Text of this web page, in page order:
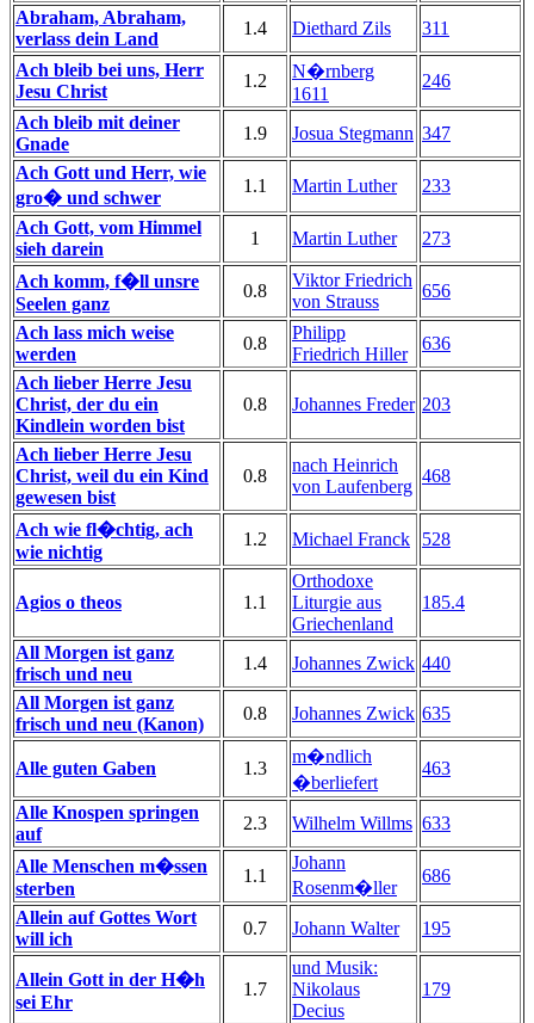
Abraham, Abraham,
verlass dein Land
1.4 Diethard Zils 311
Ach bleib bei uns, Herr
Jesu Christ
1.2
N�rnberg
1611
246
Ach bleib mit deiner
Gnade
1.9 Josua Stegmann 347
Ach Gott und Herr, wie
gro� und schwer
1.1 Martin Luther 233
Ach Gott, vom Himmel
sieh darein
1 Martin Luther 273
Ach komm, f�ll unsre
Seelen ganz
0.8
Viktor Friedrich
von Strauss
656
Ach lass mich weise
werden
0.8
Philipp
Friedrich Hiller
636
Ach lieber Herre Jesu
Christ, der du ein
Kindlein worden bist
0.8 Johannes Freder 203
Ach lieber Herre Jesu
Christ, weil du ein Kind
gewesen bist
0.8
nach Heinrich
von Laufenberg
468
Ach wie fl�chtig, ach
wie nichtig
1.2 Michael Franck 528
Agios o theos 1.1
Orthodoxe
Liturgie aus
Griechenland
185.4
All Morgen ist ganz
frisch und neu
1.4 Johannes Zwick 440
All Morgen ist ganz
frisch und neu (Kanon)
0.8 Johannes Zwick 635
Alle guten Gaben 1.3
m�ndlich
�berliefert
463
Alle Knospen springen
auf
2.3 Wilhelm Willms 633
Alle Menschen m�ssen
sterben
1.1
Johann
Rosenm�ller
686
Allein auf Gottes Wort
will ich
0.7 Johann Walter 195
Allein Gott in der H�h
sei Ehr
1.7
und Musik:
Nikolaus
Decius
179